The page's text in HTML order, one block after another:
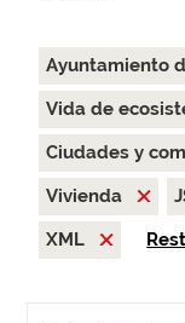
Ayuntamiento
Vida de
Ciudades y
Vivienda
XML